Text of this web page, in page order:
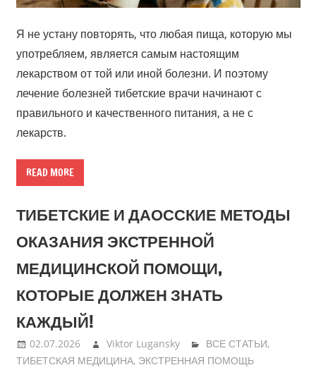
Я не устану повторять, что любая пища, которую мы
употребляем, является самым настоящим
лекарством от той или иной болезни. И поэтому
лечение болезней тибетские врачи начинают с
правильного и качественного питания, а не с
лекарств.
READ MORE
ТИБЕТСКИЕ И ДАОССКИЕ МЕТОДЫ
ОКАЗАНИЯ ЭКСТРЕННОЙ
МЕДИЦИНСКОЙ ПОМОЩИ,
КОТОРЫЕ ДОЛЖЕН ЗНАТЬ
КАЖДЫЙ!
02.07.2026 Viktor Lugansky ВСЕ СТАТЬИ,
ТИБЕТСКАЯ МЕДИЦИНА, ЭКСТРЕННАЯ ПОМОЩЬ